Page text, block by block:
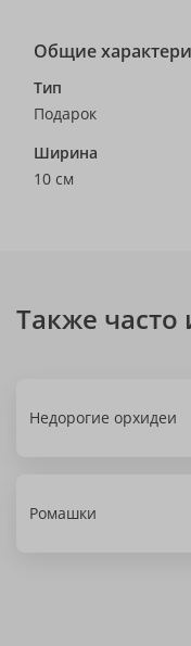
Общие
Тип
Подарок
Ширина
10 см
Также часто
Недорогие орхидеи
Ромашки